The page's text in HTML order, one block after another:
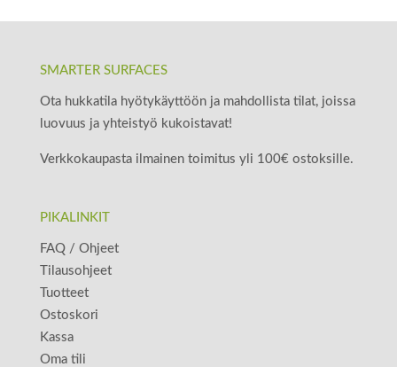
SMARTER SURFACES
Ota hukkatila hyötykäyttöön ja mahdollista tilat, joissa
luovuus ja yhteistyö kukoistavat!
Verkkokaupasta ilmainen toimitus yli 100€ ostoksille.
PIKALINKIT
FAQ / Ohjeet
Tilausohjeet
Tuotteet
Ostoskori
Kassa
Oma tili